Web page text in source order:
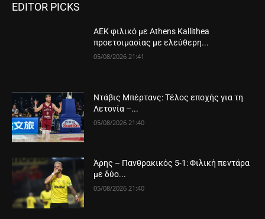
EDITOR PICKS
AEK φιλικό με Athens Kallithea
προετοιμασίας με ελεύθερη...
05/08/2026 21:41
Ντάβις Μπέρτανς: Τέλος εποχής για τη
Λετονία –...
05/08/2026 21:40
Άρης – Πανθρακικός 5-1: Φιλική πεντάρα
με δύο...
05/08/2026 21:40